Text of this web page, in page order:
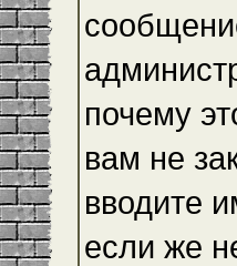
почему
вам не
вводите
если же